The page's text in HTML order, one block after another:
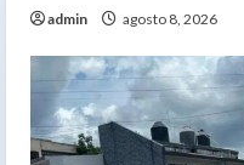
admin agosto 8, 2026